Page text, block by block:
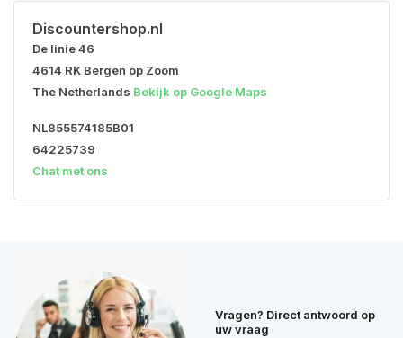
Discountershop.nl
De linie 46
4614 RK Bergen op Zoom
The Netherlands Bekijk op Google Maps
NL855574185B01
64225739
Chat met ons
Vragen? Direct antwoord op
uw vraag